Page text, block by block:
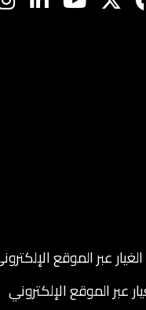
عبر الموقع
عبر الموقع الإلكتروني